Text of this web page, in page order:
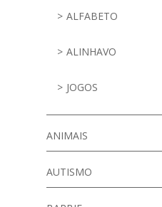
ALFABETO
ALINHAVO
JOGOS
ANIMAIS
AUTISMO